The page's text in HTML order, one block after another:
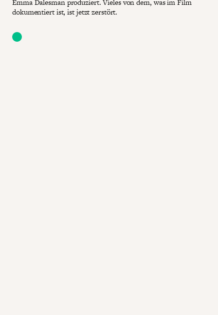
dokumentiert ist, ist jetzt zerstört.